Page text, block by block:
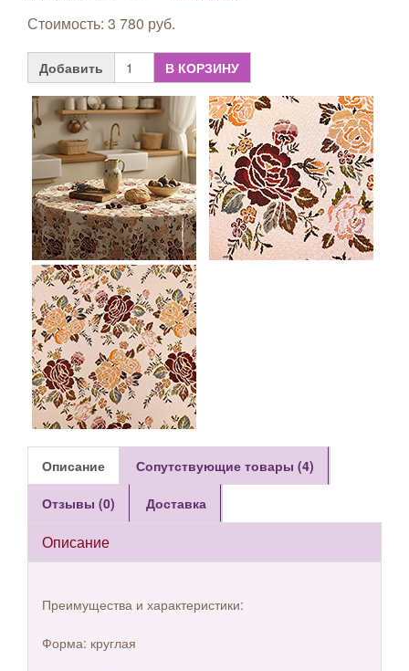
Стоимость: 3 780 руб.
Добавить В КОРЗИНУ
Описание Сопутствующие товары (4)
Отзывы (0) Доставка
Описание
Преимущества и характеристики:
Форма: круглая